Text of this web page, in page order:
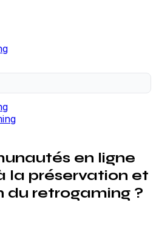
en ligne
la préservation et
du retrogaming ?